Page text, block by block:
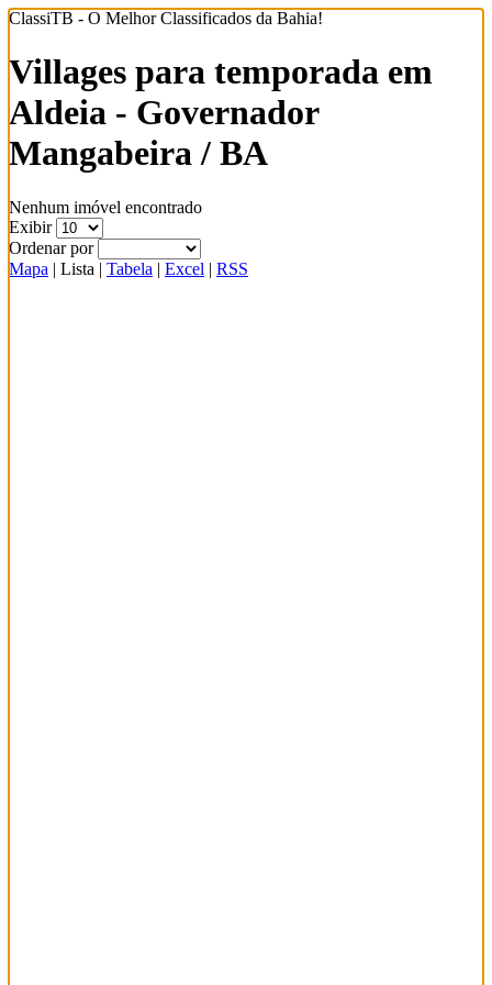
ClassiTB - O Melhor Classificados da Bahia!
Villages para temporada em
Aldeia - Governador
Mangabeira / BA
Nenhum imóvel encontrado
Exibir
Ordenar por
Mapa | Lista | Tabela | Excel | RSS